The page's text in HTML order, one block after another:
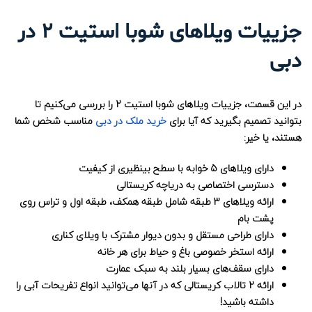
جزییات ویلاهای شوبا استیت 2 در
دبی
در این قسمت، جزییات ویلاهای شوبا استیت 2 را بررسی می‌کنیم تا
بتوانید تصمیم بگیرید که آیا برای خرید ملک در دبی مناسب شخص شما
هستند، یا خیر:
دارای ویلاهای 5 خوابه با سطح بینظیری از کیفیت
دسترسی اختصاصی به دریاچه کریستالی
ارائه ویلاهای 3 طبقه شامل طبقه همکف، طبقه اول و تراس روی
پشت بام
دارای طراحی مستقل و بدون دیوار مشترک با ویلای کناری
ارائه استخر خصوصی باغ و حیاط برای هر خانه
دارای سقف‌های بسیار بلند به سبک عمارت
ارائه 2 تالاب کریستالی که در آنها می‌توانید انواع تفریحات آبی را
داشته باشید!